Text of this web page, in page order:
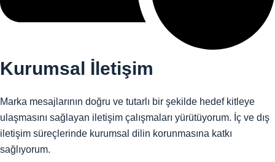
Kurumsal İletişim
Marka mesajlarının doğru ve tutarlı bir şekilde hedef kitleye
ulaşmasını sağlayan iletişim çalışmaları yürütüyorum. İç ve dış
iletişim süreçlerinde kurumsal dilin korunmasına katkı
sağlıyorum.